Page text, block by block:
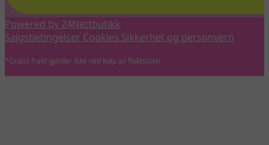
Powered by 24Nettbutikk
Salgsbetingelser Cookies Sikkerhet og personvern
*Gratis frakt gjelder ikke ved kjøp av fluktstoler